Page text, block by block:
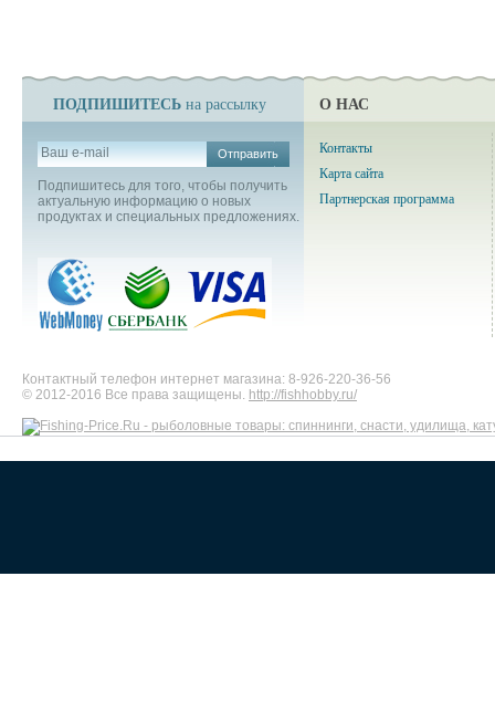
ПОДПИШИТЕСЬ на рассылку
Отправить
Подпишитесь для того, чтобы получить
актуальную информацию о новых
продуктах и специальных предложениях.
О НАС
Контакты
Карта сайта
Партнерская программа
Контактный телефон интернет магазина: 8-926-220-36-56
© 2012-2016 Все права защищены. http://fishhobby.ru/